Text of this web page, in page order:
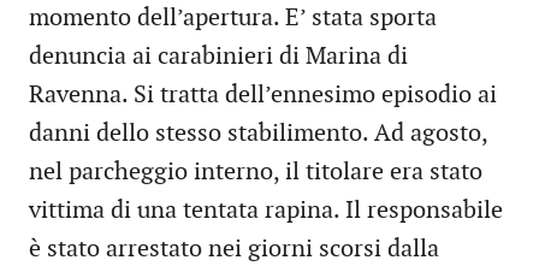
momento dell’apertura. E’ stata sporta
denuncia ai carabinieri di Marina di
Ravenna. Si tratta dell’ennesimo episodio ai
danni dello stesso stabilimento. Ad agosto,
nel parcheggio interno, il titolare era stato
vittima di una tentata rapina. Il responsabile
è stato arrestato nei giorni scorsi dalla